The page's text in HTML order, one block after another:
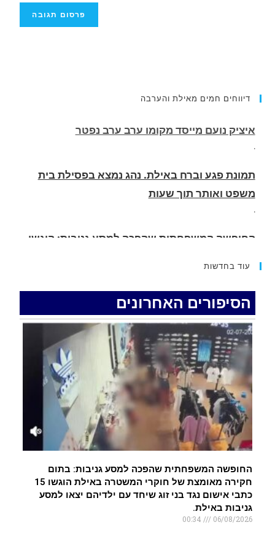
דיווחים חמים מאילת והערבה
תמונת פגע וברח באילת. נהג נמצא בפסילת בית
משפט ואותר תוך שעות
החופשה המשפחתית שהפכה למסע גניבות: הוגשו
.
רעידת אדמה הורגשה באילת
איציק נועם מייסד מקומו ערב ערב נפטר
עוד בחדשות
הסיפורים האחרונים
החופשה המשפחתית שהפכה למסע גניבות: בתום
חקירה מאומצת של חוקרי המשטרה באילת הוגשו 15
כתבי אישום נגד בני זוג שיחד עם ילדיהם יצאו למסע
גניבות באילת.
06/08/2026